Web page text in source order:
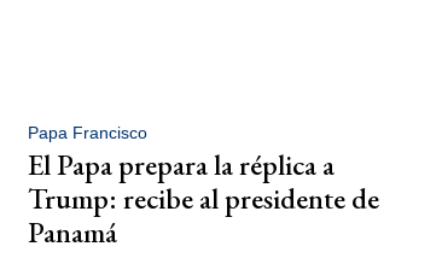
Papa Francisco
El Papa prepara la réplica a
Trump: recibe al presidente de
Panamá